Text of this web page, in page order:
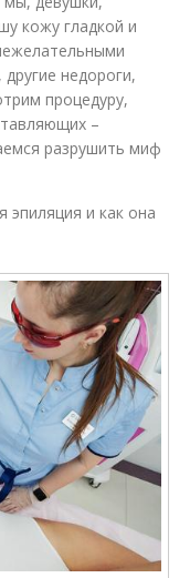
кожу гладкой и
недороги,
процедуру,
–
разрушить миф
эпиляция и как она